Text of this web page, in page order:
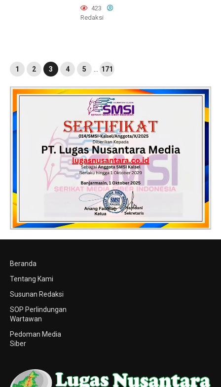
423
Redaksi
1 2 3 4 5 … 171
Beranda
Tentang Kami
Susunan Redaksi
SOP Perlindungan
Wartawan
Pedoman Media
Siber